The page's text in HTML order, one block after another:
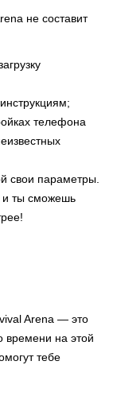
не составит
телефона
свои параметры.
и ты сможешь
Arena — это
времени на этой
тебе